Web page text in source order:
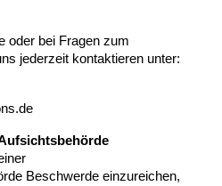
oder bei Fragen zum
jederzeit kontaktieren unter:
Beschwerde einzureichen,